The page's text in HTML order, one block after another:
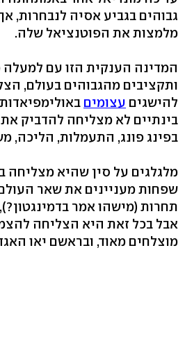
גבוהים בגביע אסיה לנבחרות,
מלמצות את הפוטנציאל שלה.
המדינה הענקית הזו עם למעלה
ותקציבים מהגבוהים בעולם,
להישגים עצומים
בינתיים לא מצליחה להדביק
בפינג פונג, התעמלות, הליכה,
מלגלגים על סין שהיא מצליחה
שפחות מעניינים את שאר
תחרות (מישהו אמר
אבל בכל זאת היא הצליחה
מוצלחים מאוד, ובראשם יאו